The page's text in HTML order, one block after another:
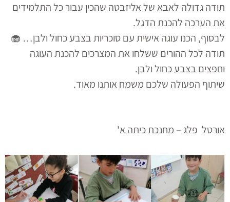
תודה גדולה לאבא של אליזבטה שהכין עבור כל התלמידים
את הערכה להכנת הדגל.
לבסוף, הכנו עוגה אישית עם סוכריות בצבע כחול ולבן… 🧁
תודה לכל ההורים ששלחו את המצרכים להכנת העוגה
וחפצים בצבע כחול ולבן.
שיתוף הפעולה שלכם משמח אותנו מאוד.
אורטל פלג – מחנכת כיתה א'